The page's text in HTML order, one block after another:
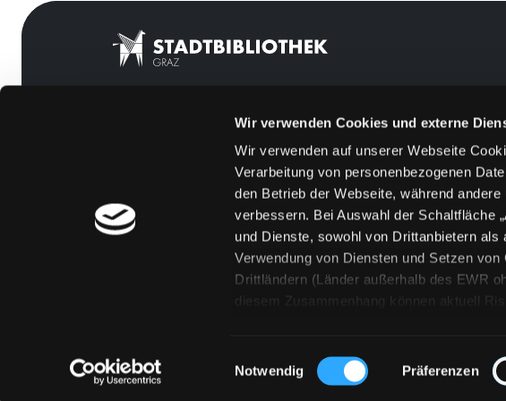
Wir verwenden Cookies und externe
Wir verwenden auf unserer Webseite
Verarbeitung von personenbezogenen
den Betrieb der Webseite, während
verbessern. Bei Auswahl der Schaltfläche
und Dienste, sowohl von Drittanbietern
Verwendung von Diensten und Setzen
Drittländern (Länder außerhalb des EWR
diesem Zusammenhang können aktuell
„Details zeigen“ finden Sie Erklärungen
Technologien. Selbstverständlich können
Einwilligungsauswahl
Notwendig Präferenzen
[kju:b]
Feedback
Kontakt
Über uns
Jobs
Medienwunsch
FAQs